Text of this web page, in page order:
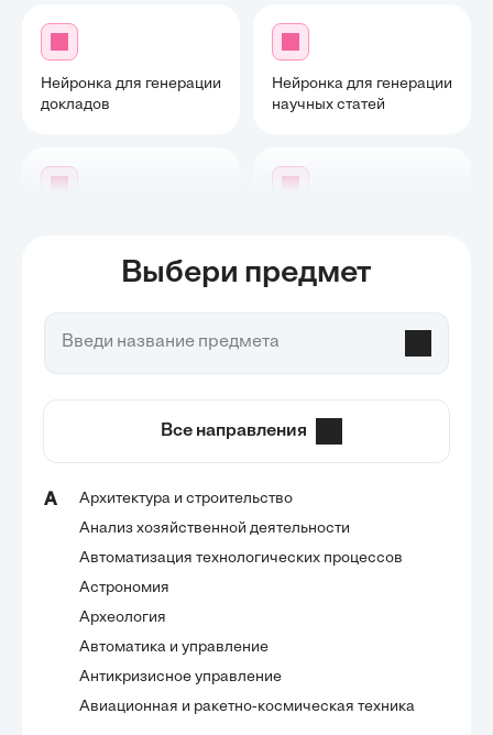
Нейронка для генерации
докладов
Нейронка для генерации
научных статей
Выбери предмет
Все направления
А
Архитектура и строительство
Анализ хозяйственной деятельности
Автоматизация технологических процессов
Астрономия
Археология
Автоматика и управление
Антикризисное управление
Авиационная и ракетно-космическая техника